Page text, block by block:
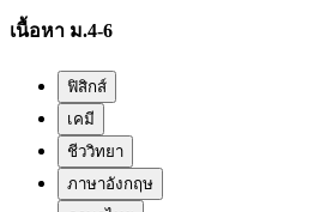
เนื้อหา ม.4-6
ฟิสิกส์
เคมี
ชีววิทยา
ภาษาอังกฤษ